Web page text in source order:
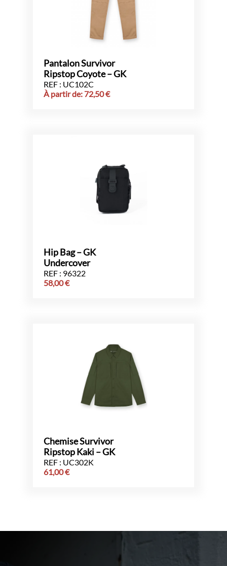
Pantalon Survivor
Ripstop Coyote – GK
REF : UC102C
À partir de: 72,50€
Hip Bag – GK
Undercover
REF : 96322
58,00€
Chemise Survivor
Ripstop Kaki – GK
REF : UC302K
61,00€